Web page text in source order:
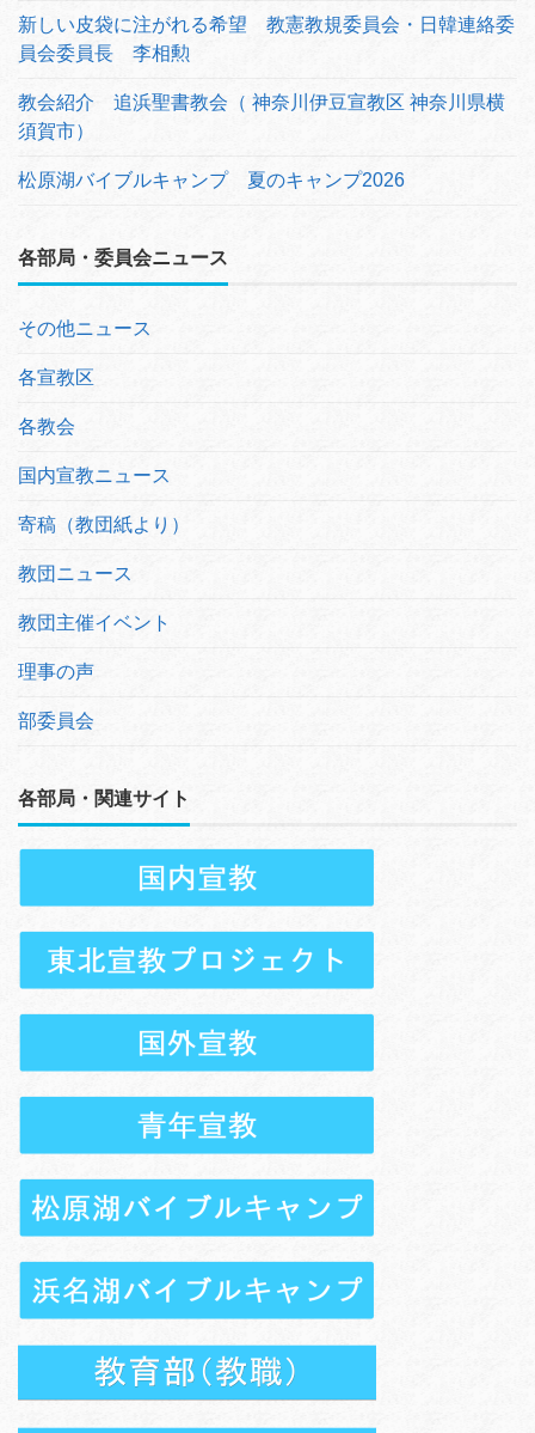
新しい皮袋に注がれる希望 教憲教規委員会・日韓連絡委
員会委員長 李相勲
教会紹介 追浜聖書教会（ 神奈川伊豆宣教区 神奈川県横
須賀市）
松原湖バイブルキャンプ 夏のキャンプ2026
各部局・委員会ニュース
その他ニュース
各宣教区
各教会
国内宣教ニュース
寄稿（教団紙より）
教団ニュース
教団主催イベント
理事の声
部委員会
各部局・関連サイト